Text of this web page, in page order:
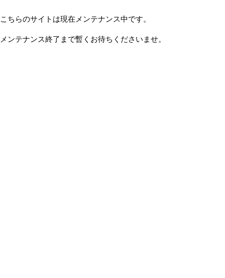
こちらのサイトは現在メンテナンス中です。
メンテナンス終了まで暫くお待ちくださいませ。